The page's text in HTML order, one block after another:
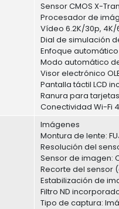
Sensor CMOS X-
Procesador de
Vídeo 6.2K/30p, 4K/
Dial de simulación
Enfoque
Modo automático
Visor electrónico
Pantalla táctil LCD
Ranura para tarjetas
Conectividad Wi-Fi
Imágenes
Montura de lente:
Resolución del
Sensor de imagen:
Recorte del sensor
Estabilización de
Filtro ND
Tipo de captura: